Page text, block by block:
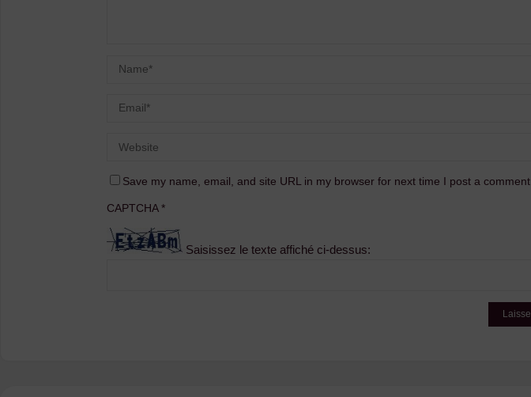
Save my name, email, and site URL in my browser for next time I post a comment.
CAPTCHA*
Saisissez le texte affiché ci-dessus: